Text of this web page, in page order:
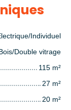
Individuel
Double vitrage
115 m²
27 m²
20 m²